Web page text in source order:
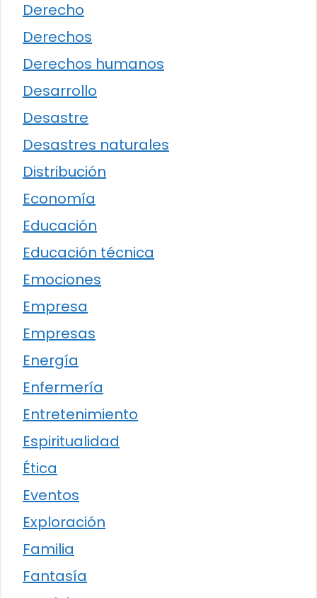
Derecho
Derechos
Derechos humanos
Desarrollo
Desastre
Desastres naturales
Distribución
Economía
Educación
Educación técnica
Emociones
Empresa
Empresas
Energía
Enfermería
Entretenimiento
Espiritualidad
Ética
Eventos
Exploración
Familia
Fantasía